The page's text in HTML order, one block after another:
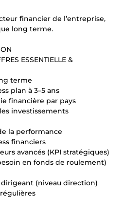
financier de l’entreprise,
long terme.
ESSENTIELLE &
terme
plan à 3–5 ans
financière par pays
investissements
la performance
financiers
avancés (KPI stratégiques)
en fonds de roulement)
(niveau direction)